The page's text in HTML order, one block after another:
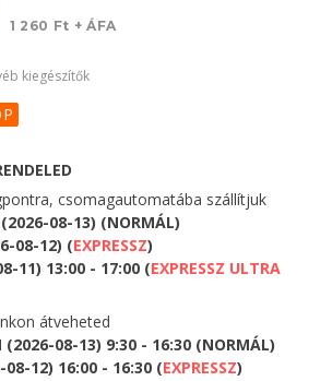
1 260 Ft + ÁFA
kiegészítők
csomagautomatába szállítjuk
(2026-08-13) (NORMÁL)
08-12) (EXPRESSZ)
11) 13:00 - 17:00 (EXPRESSZ ULTRA
átveheted
(2026-08-13) 9:30 - 16:30 (NORMÁL)
08-12) 16:00 - 16:30 (EXPRESSZ)